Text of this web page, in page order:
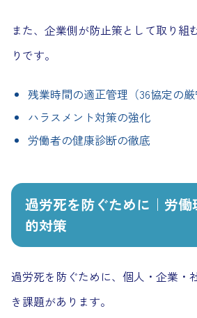
また、企業側が防止策として取り組
りです。
残業時間の適正管理（36協定の厳
ハラスメント対策の強化
労働者の健康診断の徹底
過労死を防ぐために｜労
的対策
過労死を防ぐために、個人・企業・
き課題があります。